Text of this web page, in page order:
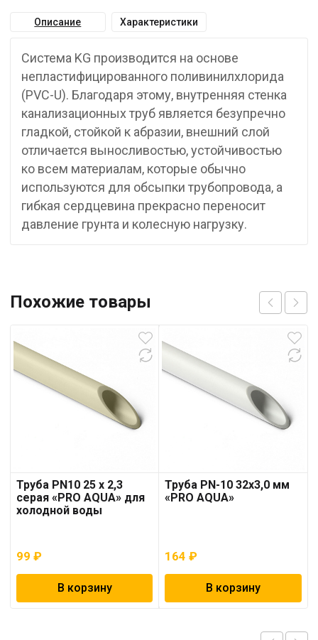
Описание Характеристики
Система KG производится на основе
непластифицированного поливинилхлорида
(PVC-U). Благодаря этому, внутренняя стенка
канализационных труб является безупречно
гладкой, стойкой к абразии, внешний слой
отличается выносливостью, устойчивостью
ко всем материалам, которые обычно
используются для обсыпки трубопровода, а
гибкая сердцевина прекрасно переносит
давление грунта и колесную нагрузку.
Похожие товары
Труба PN10 25 x 2,3
серая «PRO AQUA» для
холодной воды
99 ₽
В корзину
Труба PN-10 32х3,0 мм
«PRO AQUA»
164₽
В корзину